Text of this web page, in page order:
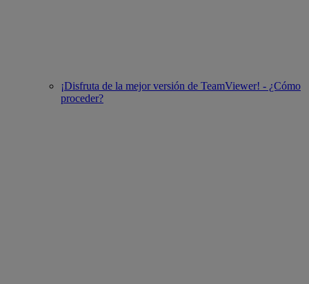
¡Disfruta de la mejor versión de TeamViewer! - ¿Cómo
proceder?